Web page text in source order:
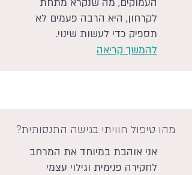
לקרחון, היא הרבה פעמים לא
תספיק כדי לעשות שינוי.
להמשך קריאה
מהו טיפול חוויתי בגישה התנסותית?
אני אוהבת במיוחד את המרחב
לחקירה פנימית וגילוי עצמי